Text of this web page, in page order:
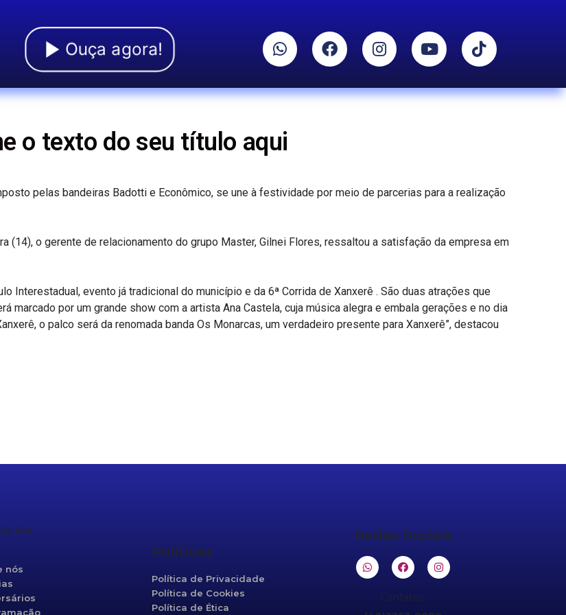
Ouça agora!
o texto do seu título aqui
pelas bandeiras Badotti e Econômico, se une à festividade por meio de parcerias para a realização
(14), o gerente de relacionamento do grupo Master, Gilnei Flores, ressaltou a satisfação da empresa em
Interestadual, evento já tradicional do município e da 6ª Corrida de Xanxerê . São duas atrações que
marcado por um grande show com a artista Ana Castela, cuja música alegra e embala gerações e no dia
o palco será da renomada banda Os Monarcas, um verdadeiro presente para Xanxerê”, destacou
do site
nós
Políticas
Política de Privacidade
Política de Cookies
Política de Ética
Redes Sociais
Contatos: